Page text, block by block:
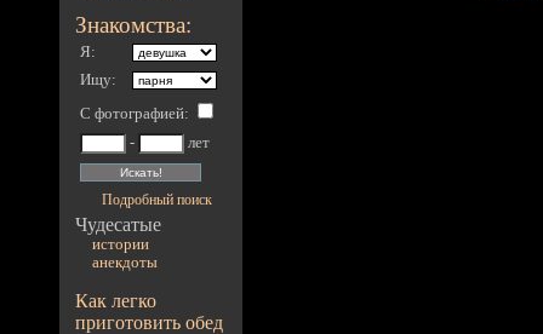
Знакомства:
Я:
Ищу:
С фотографией:
-
лет
Подробный поиск
Чудесатые
истории
анекдоты
Как легко
приготовить обед